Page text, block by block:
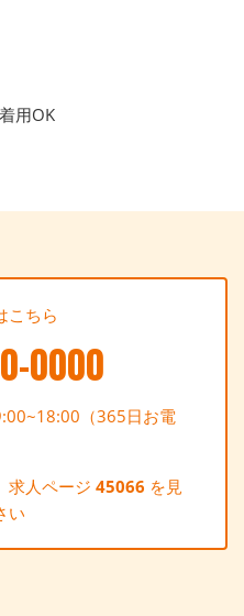
用OK
こちら
0000
（365日お電
求人ページ45066 を見
い